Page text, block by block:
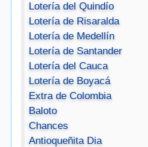
Lotería del Quindío
Lotería de Risaralda
Lotería de Medellín
Lotería de Santander
Lotería del Cauca
Lotería de Boyacá
Extra de Colombia
Baloto
Chances
Antioqueñita Dia